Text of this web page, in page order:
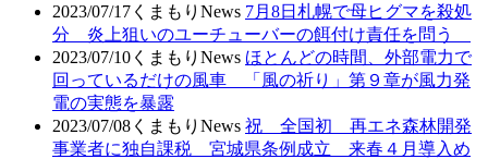
2023/07/17 くまもりNews 7月8日札幌で母ヒグマを殺処
分 炎上狙いのユーチューバーの餌付け責任を問う
2023/07/10 くまもりNews ほとんどの時間、外部電力で
回っているだけの風車 「風の祈り」第９章が風力発
電の実態を暴露
2023/07/08 くまもりNews 祝 全国初 再エネ森林開発
事業者に独自課税 宮城県条例成立 来春４月導入め